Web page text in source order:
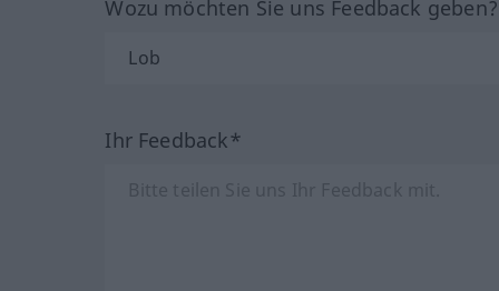
Wozu möchten Sie uns Feedback
Ihr Feedback*